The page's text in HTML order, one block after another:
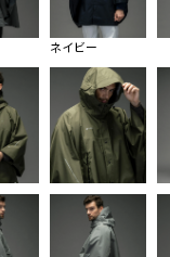
ネイビー